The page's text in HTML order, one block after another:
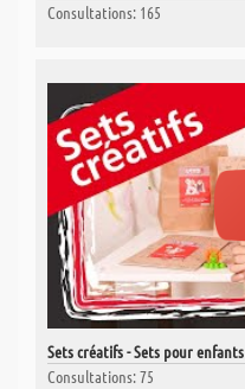
Consultations: 165
Sets créatifs - Sets pour enfants
Consultations: 75